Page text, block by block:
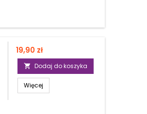
Cena
19,90 zł
 Dodaj do koszyka
Więcej